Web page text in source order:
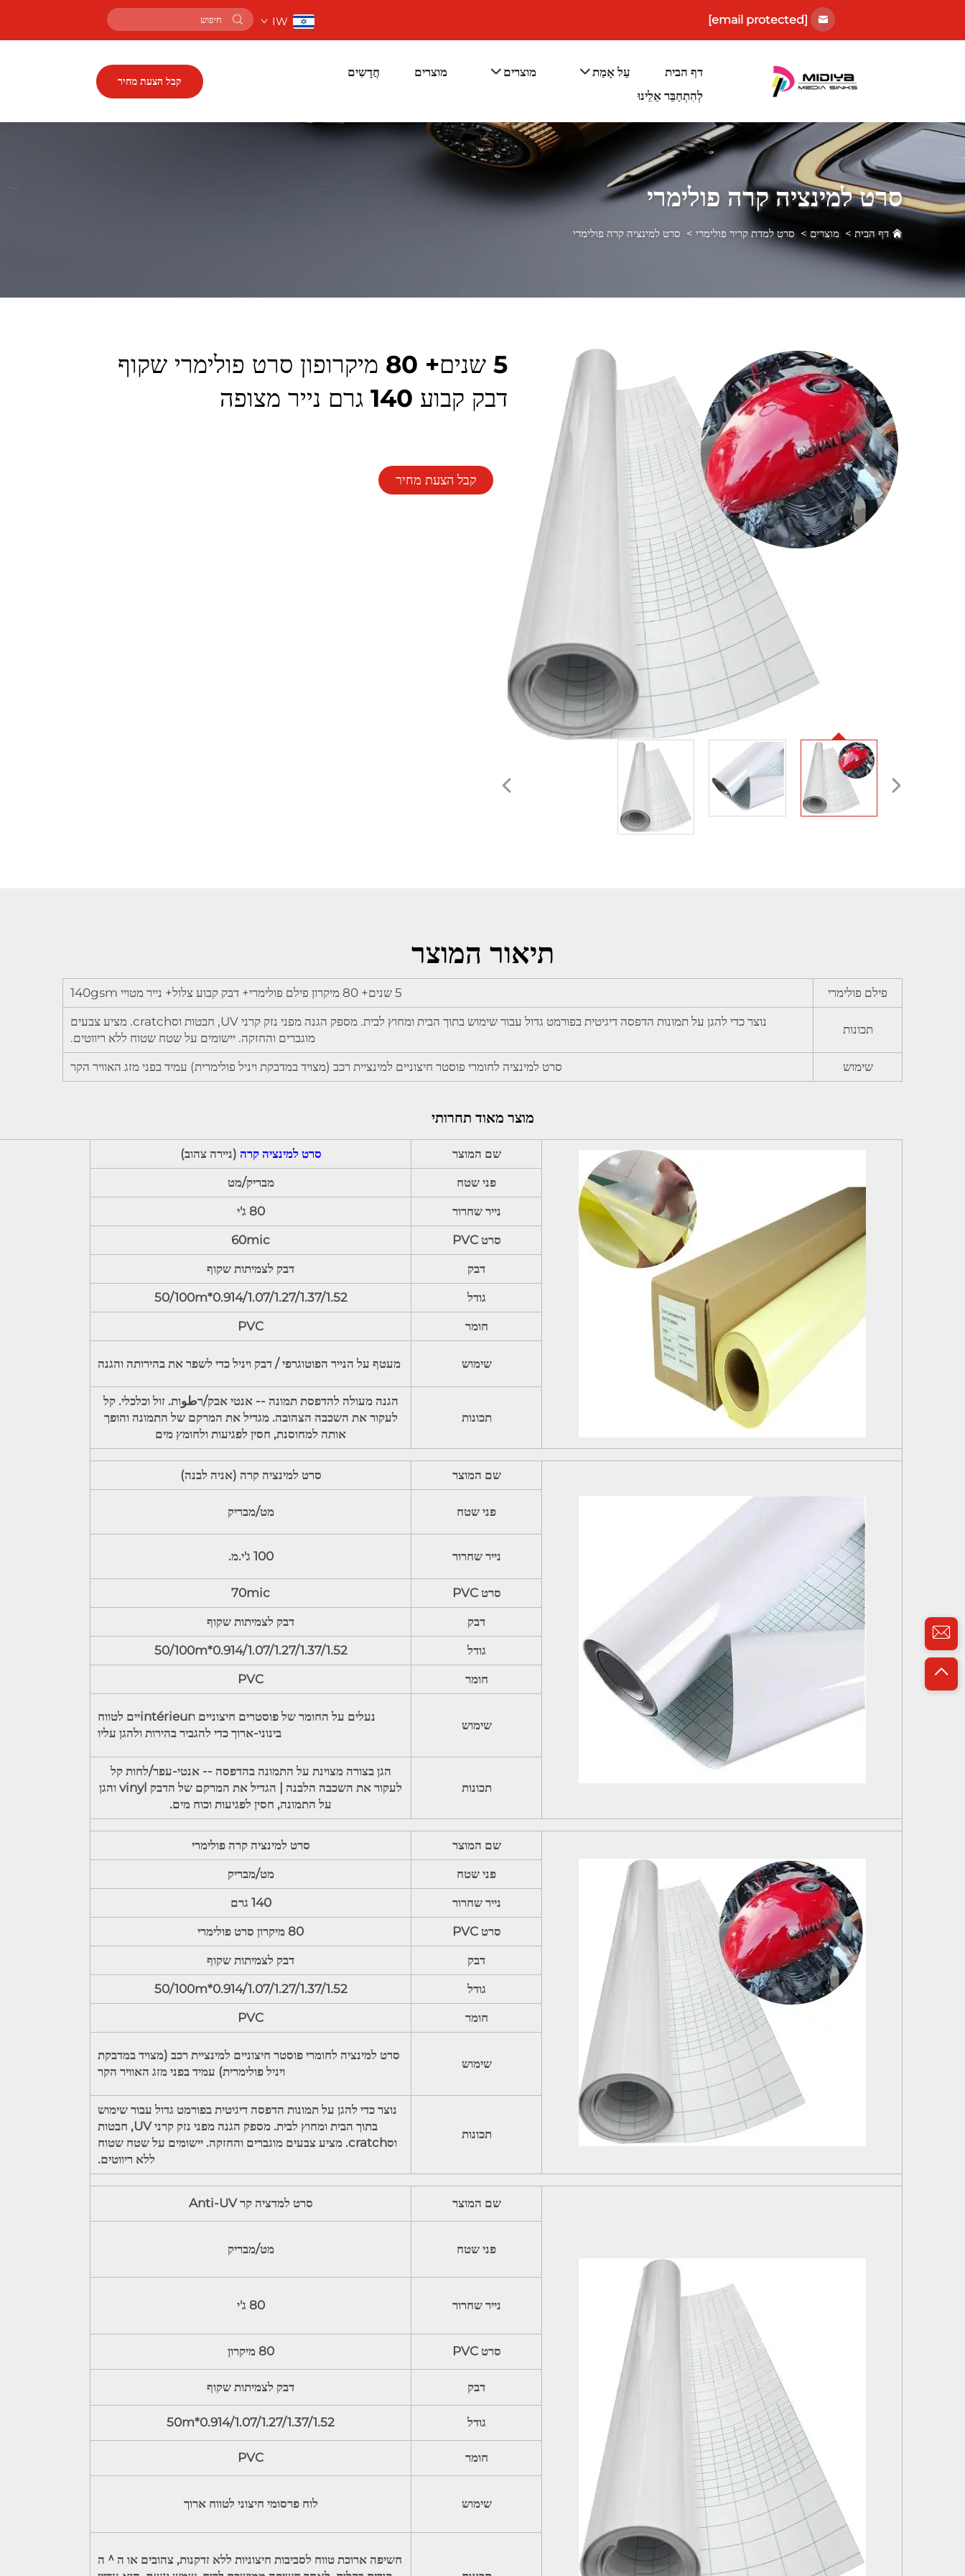
[email protected]
IW
דף הבית עַל אָמַת מוצרים מוצרים
חֲדָשִים
לְהִתְחַבֵּר אֵלֵינוּ
קבל הצעת מחיר
סרט למינציה קרה פולימרי
דף הבית > מוצרים >סרט למדת קריר פולימרי > סרט למינציה קרה פולימרי
5 שנים+ 80 מיקרופון סרט פולימרי שקוף
דבק קבוע 140 גרם נייר מצופה
קבל הצעת מחיר
תיאור המוצר
פילם פולימרי 5 שנים+ 80 מיקרון פילם פולימרי+ דבק קבוע צלול+ נייר מטויי 140gsm
תכונות
נוצר כדי להגן על תמונות הדפסה דיגיטית בפורמט גדול עבור שימוש בתוך הבית ומחוץ לבית. מספק הגנה מפני נזק קרני UV, חבטות וסcratch. מציע צבעים
מוגברים והחזקה. יישומים על שטח שטוח ללא ריווטים.
שימוש
סרט למינציה לחומרי פוסטר חיצוניים למינציית רכב (מצויד במדבקת ויניל פולימרית) עמיד בפני מזג האוויר הקר
מוצר מאוד תחרותי
שם המוצר סרט למינציה קרה (ניירה צהוב)
פני שטח
מבריק/מט
נייר שחרור
80 ג'י
סרט PVC
60mic
דבק
דבק לצמיתות שקוף
גודל
0.914/1.07/1.27/1.37/1.52*50/100m
חומר
PVC
שימוש מעטף על הנייר הפוטוגרפי / דבק ויניל כדי לשפר את בהירותה והגנה
תכונות
הגנה מעולה להדפסת תמונה -- אנטי אבק/רطوות. זול וכלכלי. קל
לעקור את השכבה הצהובה. מגדיל את המרקם של התמונה והופך
אותה למחוסנת, חסין לפגיעות ולחומץ מים
שם המוצר סרט למינציה קרה (אניה לבנה)
פני שטח מט/מבריק
נייר שחרור 100 ג'י.מ.
סרט PVC
70mic
דבק
דבק לצמיתות שקוף
גודל
0.914/1.07/1.27/1.37/1.52*50/100m
חומר
PVC
שימוש
נעלים על החומר של פוסטרים חיצוניים וintérieurיים לטווח
בינוני-ארוך כדי להגביר בהירות ולהגן עליו
תכונות
הגן בצורה מצוינת על התמונה בהדפסה -- אנטי-עפר/לחות קל
לעקור את השכבה הלבנה | הגדיל את המרקם של הדבק vinyl והגן
על התמונה, חסין לפגיעות וכוח מים.
שם המוצר
סרט למינציה קרה פולימרי
פני שטח
מט/מבריק
נייר שחרור
140 גרם
סרט PVC
80 מיקרון סרט פולימרי
דבק
דבק לצמיתות שקוף
גודל
0.914/1.07/1.27/1.37/1.52*50/100m
חומר
PVC
שימוש
סרט למינציה לחומרי פוסטר חיצוניים למינציית רכב (מצויד במדבקת
ויניל פולימרית) עמיד בפני מזג האוויר הקר
תכונות
נוצר כדי להגן על תמונות הדפסה דיגיטית בפורמט גדול עבור שימוש
בתוך הבית ומחוץ לבית. מספק הגנה מפני נזק קרני UV, חבטות
וסcratch. מציע צבעים מוגברים והחזקה. יישומים על שטח שטוח
ללא ריווטים.
שם המוצר סרט למדציה קר Anti-UV
פני שטח מט/מבריק
נייר שחרור 80 ג'י
סרט PVC 80 מיקרון
דבק דבק לצמיתות שקוף
גודל 0.914/1.07/1.27/1.37/1.52*50m
חומר PVC
שימוש לוח פרסומי חיצוני לטווח ארוך
חשיפה ארוכת טווח לסביבות חיצוניות ללא זדקנות, צהובים או ה＾ה